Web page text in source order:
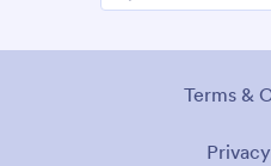
Terms &